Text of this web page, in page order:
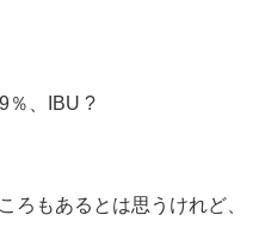
％、IBU ?
ろもあるとは思うけれど、